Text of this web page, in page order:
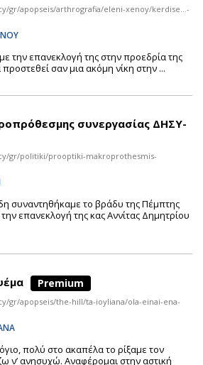
gr/apopseis/arthrografia/eleni-xenoy/kerdise…-
την επανεκλογή της στην προεδρία της
σαν μια ακόμη νίκη στην ...
συνεργασίας ΔΗΣΥ-
gr/politiki/prooptiki-makroprothesmis-
συναντηθήκαμε το βράδυ της Πέμπτης
επανεκλογή της κας Αννίτας Δημητρίου
Premium
gr/apopseis/the-hill/ta-ioyliana/ola-einai-ena-
πολύ στο ακαπέλα το ρίξαμε τον
ν’ ανησυχώ. Αναφέρομαι στην αστική